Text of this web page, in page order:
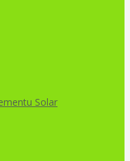
Solar